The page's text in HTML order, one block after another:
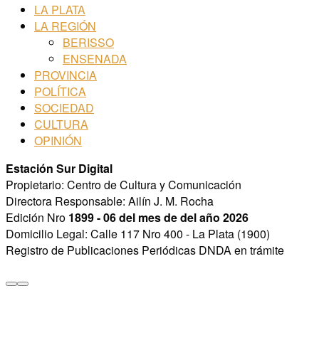
LA PLATA
LA REGIÓN
BERISSO
ENSENADA
PROVINCIA
POLÍTICA
SOCIEDAD
CULTURA
OPINIÓN
Estación Sur Digital
Propietario: Centro de Cultura y Comunicación
Directora Responsable: Ailín J. M. Rocha
Edición Nro 1899 - 06 del mes de del año 2026
Domicilio Legal: Calle 117 Nro 400 - La Plata (1900)
Registro de Publicaciones Periódicas DNDA en trámite